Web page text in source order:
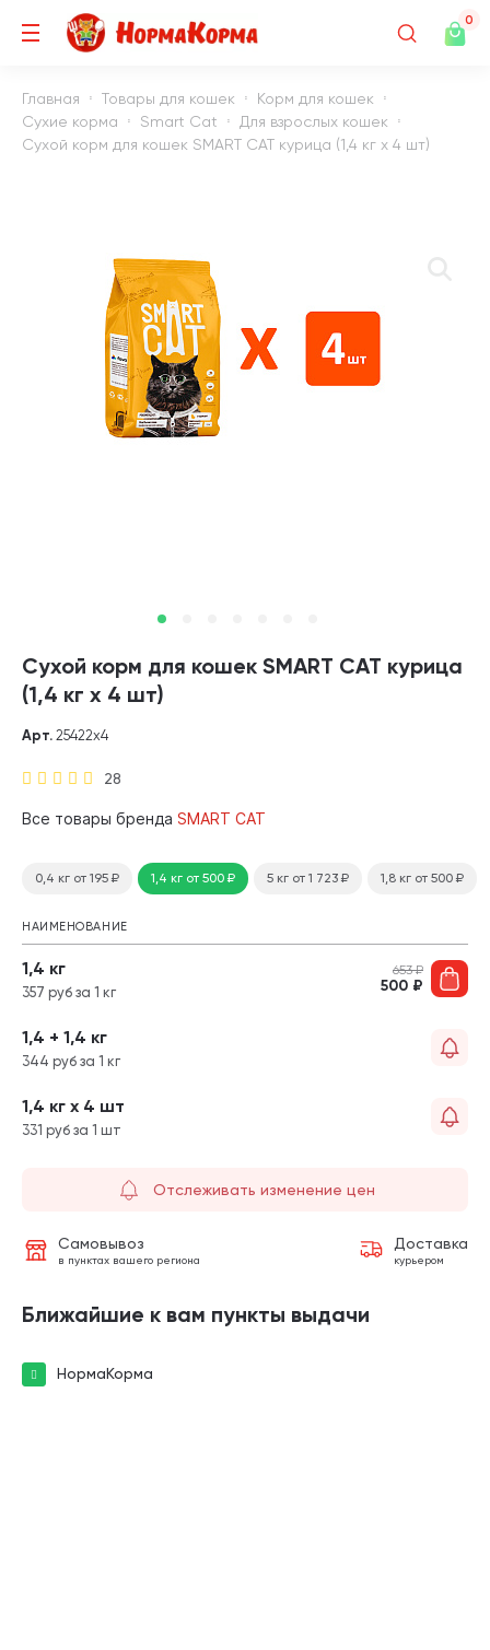
0
Главная Товары для кошек
Корм для кошек
Сухие корма
Smart Cat
Для взрослых кошек
Сухой корм для кошек SMART CAT курица (1,4 кг х 4 шт)
Сухой корм для кошек SMART CAT курица
(1,4 кг х 4 шт)
28
Арт. 25422х4
Все товары бренда SMART CAT
0,4 кг от 195 ₽ 1,4 кг от 500₽ 5 кг от 1 723 ₽ 1,8 кг от 500 ₽
НАИМЕНОВАНИЕ
1,4 кг
357 руб за 1 кг
653₽
500 ₽
1,4 + 1,4 кг
344 руб за 1 кг
1,4 кг х 4 шт
331 руб за 1 шт
Отслеживать изменение цен
Самовывоз
в пунктах вашего региона
Доставка
курьером
Ближайшие к вам пункты выдачи
НормаКорма